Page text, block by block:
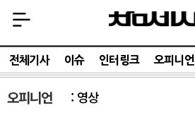
전체기사 이슈 인터링크 오피니언
오피니언 영상